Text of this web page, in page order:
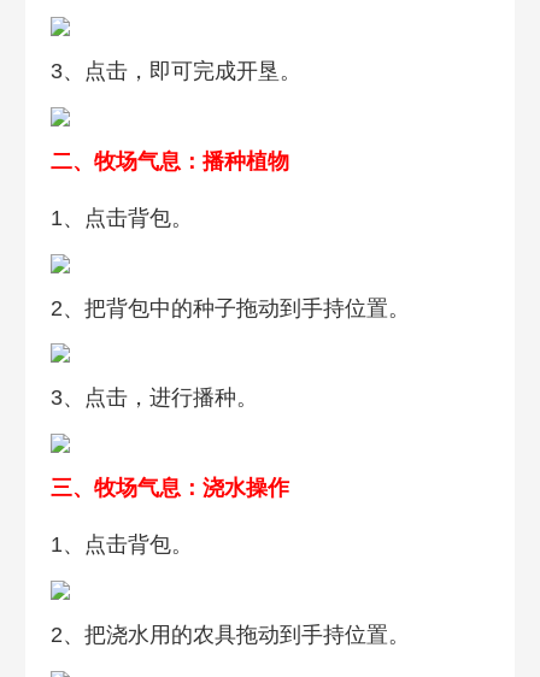
3、点击，即可完成开垦。
二、牧场气息：播种植物
1、点击背包。
2、把背包中的种子拖动到手持位置。
3、点击，进行播种。
三、牧场气息：浇水操作
1、点击背包。
2、把浇水用的农具拖动到手持位置。